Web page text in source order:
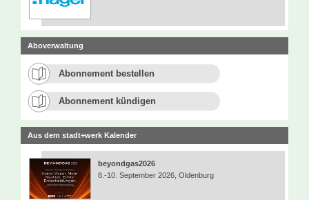
Aboverwaltung
Abonnement bestellen
Abonnement kündigen
Aus dem stadt+werk Kalender
beyondgas2026
8.-10. September 2026, Oldenburg